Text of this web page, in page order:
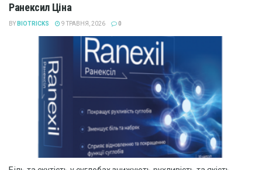
Ранексил Ціна
BY BIOTRICKS 9 ТРАВНЯ, 2026 0